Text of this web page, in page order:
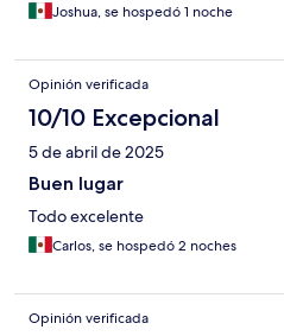
Joshua, se hospedó 1 noche
Opinión verificada
10/10 Excepcional
5 de abril de 2025
Buen lugar
Todo excelente
Carlos, se hospedó 2 noches
Opinión verificada